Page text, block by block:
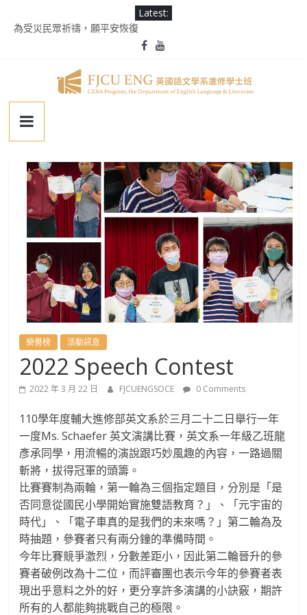
Latest:
為受災民眾祈禱，願平安恢復
輔大百年校慶｜進修部英文系系友回娘家暨陳麗秀老師退休茶會
第二屆《英千里文學X轉譯競賽》
輔
仁
大
學
英
國
語
文
學
系
進
修
學
榮譽榜 活動訊息
2022 Speech Contest
2022 年 3 月 22 日 FJCUENGSOCE 0 Comments
110學年度輔大進修部英文系於三月二十二日舉行一年
一度Ms. Schaefer 英文演講比賽，英文系一年級乙班龍
彥承同學，用流暢的演說跟巧妙風趣的內容，一路過關
斬將，拔得冠軍的頭籌。
比賽賽制為兩輪，第一輪為三個指定題目，分別是「是
否同意從國民小學開始實施雙語教育？」、「元宇宙的
時代」、「電子車真的是我們的未來嗎？」第二輪為及
時抽題，參賽者只有兩分鐘的準備時間。
今年比賽競爭激烈，分數差距小，因此第二輪晉升的參
賽者破例改為十二位，而評審團也表示今年的參賽者表
現出乎意料之外的好，更分享許多演講的小訣竅，期許
所有的人都能夠挑戰自己的極限。